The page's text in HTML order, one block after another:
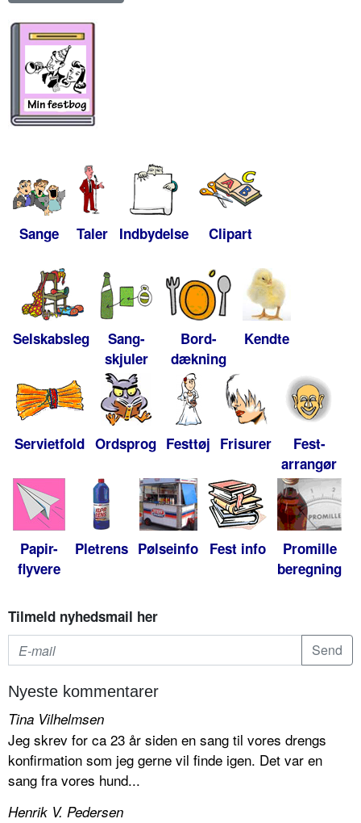
Sange Taler Indbydelse Clipart
Selskabsleg
Sang-
skjuler
Bord-
dækning
Kendte
Servietfold Ordsprog Festtøj Frisurer
Fest-
arrangør
Papir-
flyvere
Pletrens Pølseinfo Fest info
Promille
beregning
Tilmeld nyhedsmail her
Nyeste kommentarer
Tina Vilhelmsen
Jeg skrev for ca 23 år siden en sang til vores drengs
konfirmation som jeg gerne vil finde igen. Det var en
sang fra vores hund...
Henrik V. Pedersen